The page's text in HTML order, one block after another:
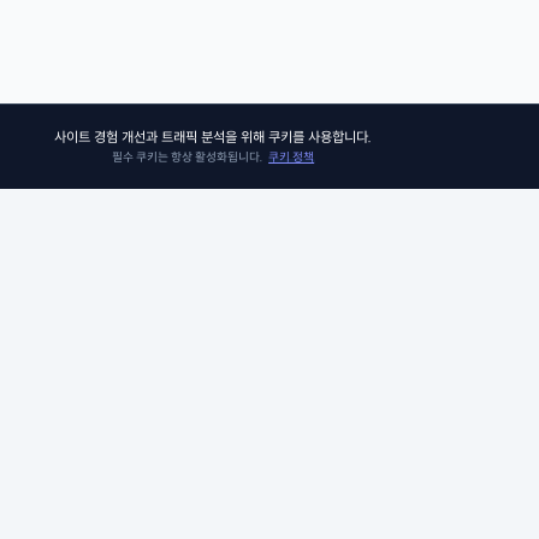
사이트 경험 개선과 트래픽 분석을 위해 쿠키를 사용합니다.
필수 쿠키는 항상 활성화됩니다. 쿠키 정책